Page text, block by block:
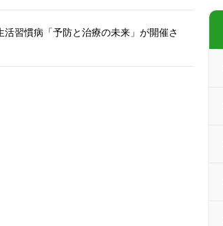
習慣病「予防と治療の未来」が開催さ